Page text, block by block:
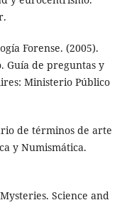
Forense. (2005).
Guía de preguntas y
Ministerio Público
de términos de arte
y Numismática.
Science and